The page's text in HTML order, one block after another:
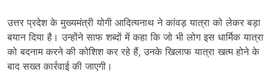
उत्तर प्रदेश के मुख्यमंत्री योगी आदित्यनाथ ने कांवड़ यात्रा को लेकर बड़ा
बयान दिया है। उन्होंने साफ शब्दों में कहा कि जो भी लोग इस धार्मिक यात्रा
को बदनाम करने की कोशिश कर रहे हैं, उनके खिलाफ यात्रा खत्म होने के
बाद सख्त कार्रवाई की जाएगी।